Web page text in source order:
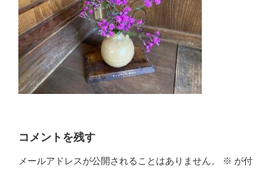
コメントを残す
メールアドレスが公開されることはありません。 ※ が付